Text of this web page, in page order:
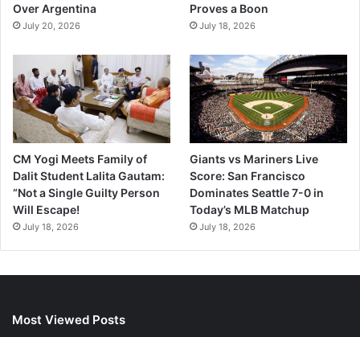
Over Argentina
July 20, 2026
Proves a Boon
July 18, 2026
CM Yogi Meets Family of
Dalit Student Lalita Gautam:
“Not a Single Guilty Person
Will Escape!
July 18, 2026
Giants vs Mariners Live
Score: San Francisco
Dominates Seattle 7-0 in
Today’s MLB Matchup
July 18, 2026
Most Viewed Posts